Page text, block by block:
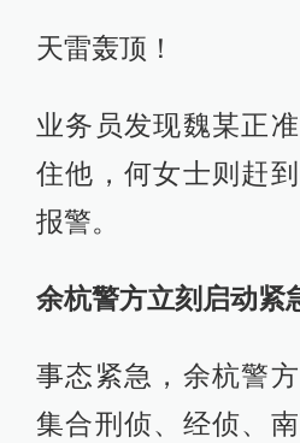
天雷轰顶！
业务员发现魏某正
住他，何女士则赶
报警。
余杭警方立刻启动紧
事态紧急，余杭警
集合刑侦、经侦、